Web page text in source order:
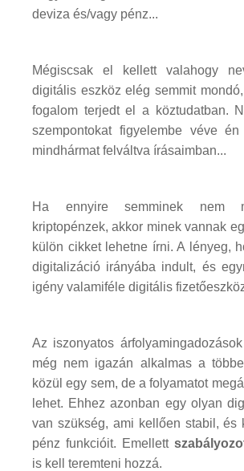
deviza és/vagy pénz...
Mégiscsak el kellett valahogy
digitális eszköz elég semmit
fogalom terjedt el a köztudatban.
szempontokat figyelembe véve
mindhármat felváltva írásaimban...
Ha ennyire semminek nem
kriptopénzek, akkor minek vannak
külön cikket lehetne írni. A lényeg,
digitalizáció irányába indult, és
igény valamiféle digitális
Az iszonyatos
még nem igazán alkalmas a
közül egy sem, de a folyamatot
lehet. Ehhez azonban egy olyan
van szükség, ami kellően stabil, és
pénz funkcióit. Emellett
is kell teremteni hozzá.